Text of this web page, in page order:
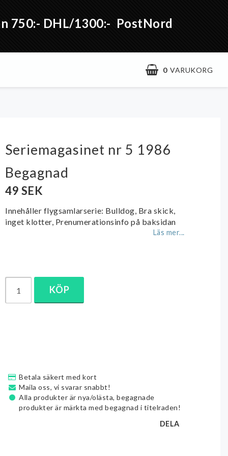
750:- DHL/1300:- PostNord
0 VARUKORG
Seriemagasinet nr 5 1986
Begagnad
49 SEK
Innehåller flygsamlarserie: Bulldog, Bra skick,
inget klotter, Prenumerationsinfo på baksidan
Läs mer...
KÖP
Betala säkert med kort
Maila oss, vi svarar snabbt!
Alla produkter är nya/olästa, begagnade
produkter är märkta med begagnad i titelraden!
DELA